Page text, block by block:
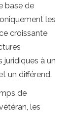
base de
les
croissante
à un
un différend.
de
les